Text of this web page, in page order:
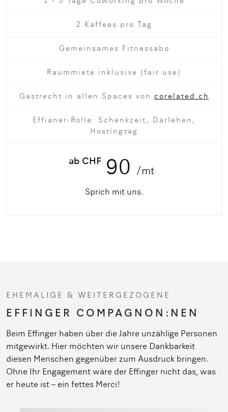
2 Kaffees pro Tag
Gemeinsames Fitnessabo
Raummiete inklusive (fair use)
Gastrecht in allen Spaces von corelated.ch
Effianer-Rolle: Schenkzeit, Darlehen,
Hostingtag
ab CHF 90 /mt
Sprich mit uns.
EHEMALIGE & WEITERGEZOGENE
EFFINGER COMPAGNON:NEN
Beim Effinger haben über die Jahre unzählige Personen
mitgewirkt. Hier möchten wir unsere Dankbarkeit
diesen Menschen gegenüber zum Ausdruck bringen.
Ohne Ihr Engagement wäre der Effinger nicht das, was
er heute ist – ein fettes Merci!